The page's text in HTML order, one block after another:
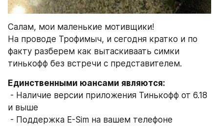
Салам, мои маленькие мотивщики!
На проводе Трофимыч, и сегодня кратко и по
факту разберем как вытаскиваать симки
тинькофф без встречи с представителем.
Единственными юансами являются:
и выше
- Поддержка E-Sim на вашем телефоне